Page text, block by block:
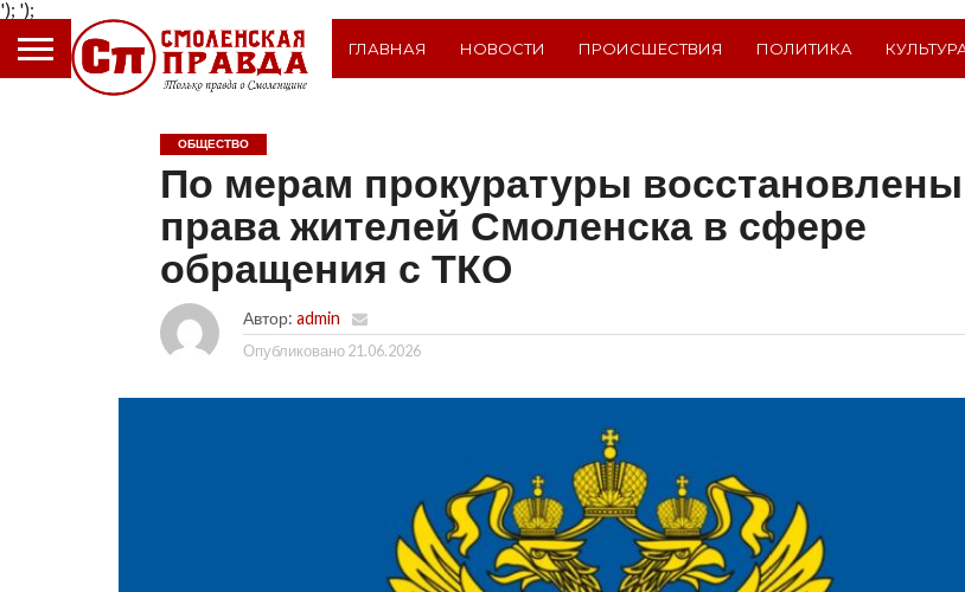
');
ГЛАВНАЯ НОВОСТИ ПРОИСШЕСТВИЯ ПОЛИТИКА
ОБЩЕСТВО
По мерам прокуратуры восстановлены
права жителей Смоленска в сфере
обращения с ТКО
Автор: admin
Опубликовано 21.06.2026
');